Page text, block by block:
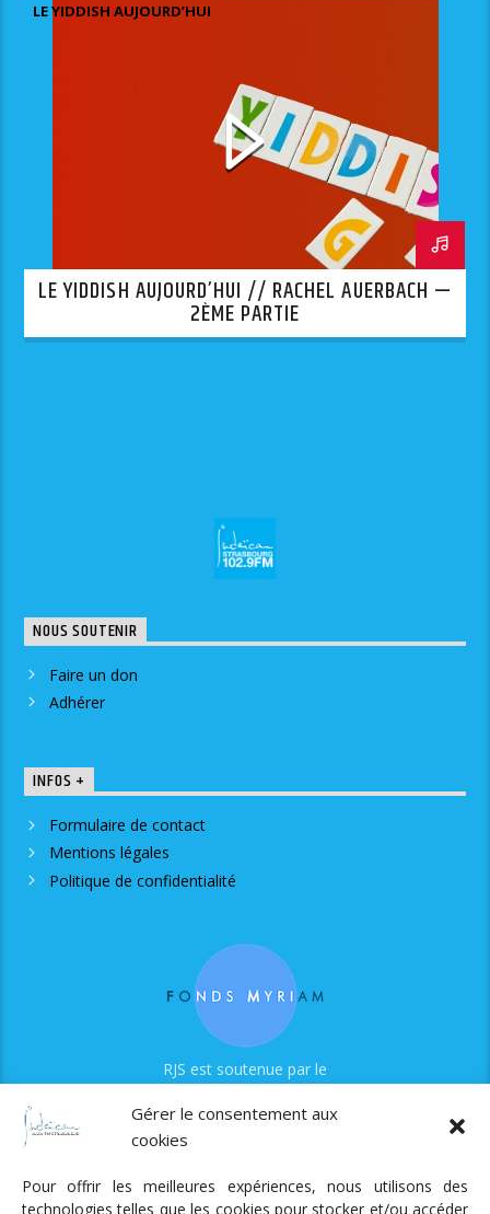
Gérer le consentement aux
cookies
Pour offrir les meilleures expériences, nous utilisons des
technologies telles que les cookies pour stocker et/ou accéder
LE YIDDISH AUJOURD’HUI
LE YIDDISH AUJOURD’HUI // RACHEL AUERBACH —
2ÈME PARTIE
NOUS SOUTENIR
Faire un don
Adhérer
INFOS +
Formulaire de contact
Mentions légales
Politique de confidentialité
RJS est soutenue par le